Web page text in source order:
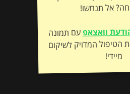
אל תנחשו!
וואצאפעם תמונה
– ונתאים לכם את הטיפול המדויק לשיקום
מיידי!